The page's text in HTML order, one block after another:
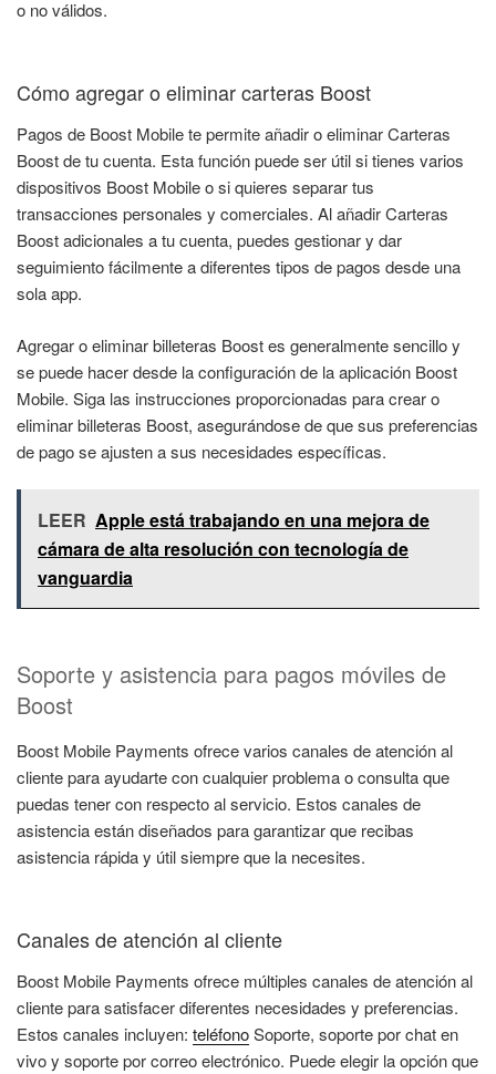
o no válidos.
Cómo agregar o eliminar carteras Boost
Pagos de Boost Mobile te permite añadir o eliminar Carteras
Boost de tu cuenta. Esta función puede ser útil si tienes varios
dispositivos Boost Mobile o si quieres separar tus
transacciones personales y comerciales. Al añadir Carteras
Boost adicionales a tu cuenta, puedes gestionar y dar
seguimiento fácilmente a diferentes tipos de pagos desde una
sola app.
Agregar o eliminar billeteras Boost es generalmente sencillo y
se puede hacer desde la configuración de la aplicación Boost
Mobile. Siga las instrucciones proporcionadas para crear o
eliminar billeteras Boost, asegurándose de que sus preferencias
de pago se ajusten a sus necesidades específicas.
LEER Apple está trabajando en una mejora de
cámara de alta resolución con tecnología de
vanguardia
Soporte y asistencia para pagos móviles de
Boost
Boost Mobile Payments ofrece varios canales de atención al
cliente para ayudarte con cualquier problema o consulta que
puedas tener con respecto al servicio. Estos canales de
asistencia están diseñados para garantizar que recibas
asistencia rápida y útil siempre que la necesites.
Canales de atención al cliente
Boost Mobile Payments ofrece múltiples canales de atención al
cliente para satisfacer diferentes necesidades y preferencias.
Estos canales incluyen: teléfonoSoporte, soporte por chat en
vivo y soporte por correo electrónico. Puede elegir la opción que